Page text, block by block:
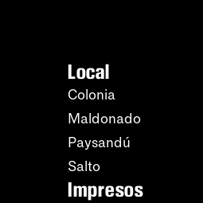
Local
Colonia
Maldonado
Paysandú
Salto
Impresos